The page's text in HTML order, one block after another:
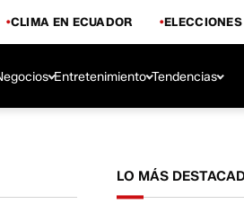
CLIMA EN ECUADOR
Entretenimiento Tendencias
LO MÁS